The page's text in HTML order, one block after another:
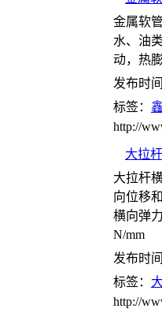
金属软
水、油
动，热
发布时
标签：
http://
大拉
大拉杆
向位移
横向弹
N/mm
发布时
标签：
http://